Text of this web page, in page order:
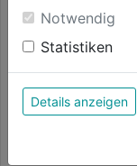
Einwilligung
unter anderem
Durch Klick auf
der
anzeigen"
Konfigurieren"
du zulassen
Notwendig
Statistiken
Details anzeigen